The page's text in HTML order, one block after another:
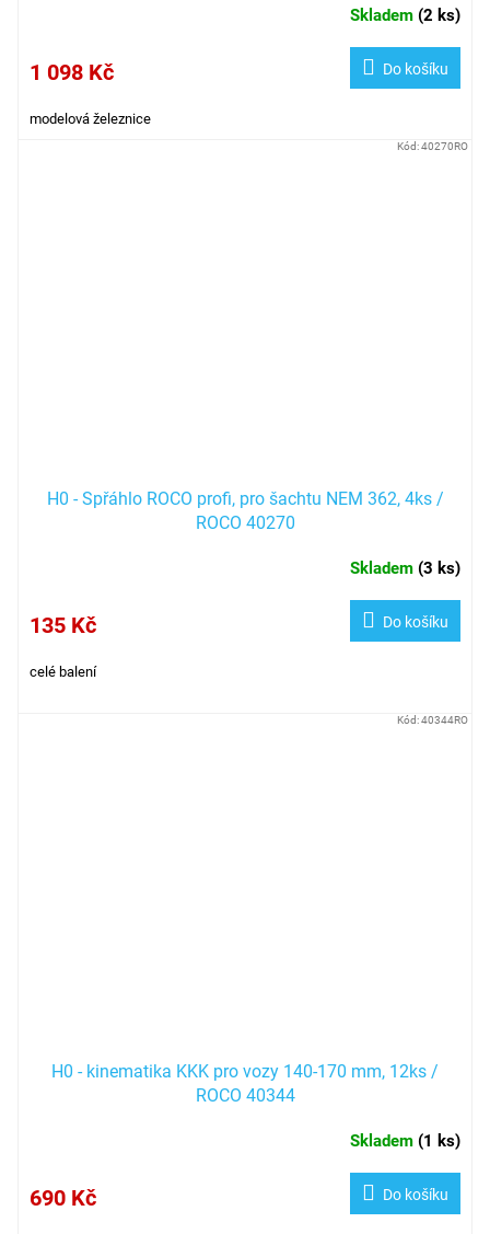
Skladem (2 ks)
1 098 Kč Do košíku
modelová železnice
H0 - Spřáhlo ROCO profi, pro šachtu NEM 362, 4ks /
ROCO 40270
Skladem (3 ks)
135 Kč Do košíku
celé balení
Kód:40270RO
H0 - kinematika KKK pro vozy 140-170 mm, 12ks /
ROCO 40344
Skladem (1 ks)
690 Kč Do košíku
Kód:40344RO